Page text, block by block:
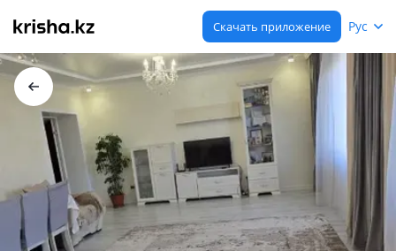
Скачать приложение Рус